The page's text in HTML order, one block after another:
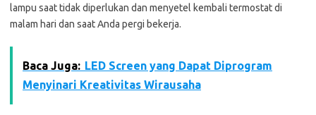
lampu saat tidak diperlukan dan menyetel kembali termostat di
malam hari dan saat Anda pergi bekerja.
Baca Juga: LED Screen yang Dapat Diprogram
Menyinari Kreativitas Wirausaha